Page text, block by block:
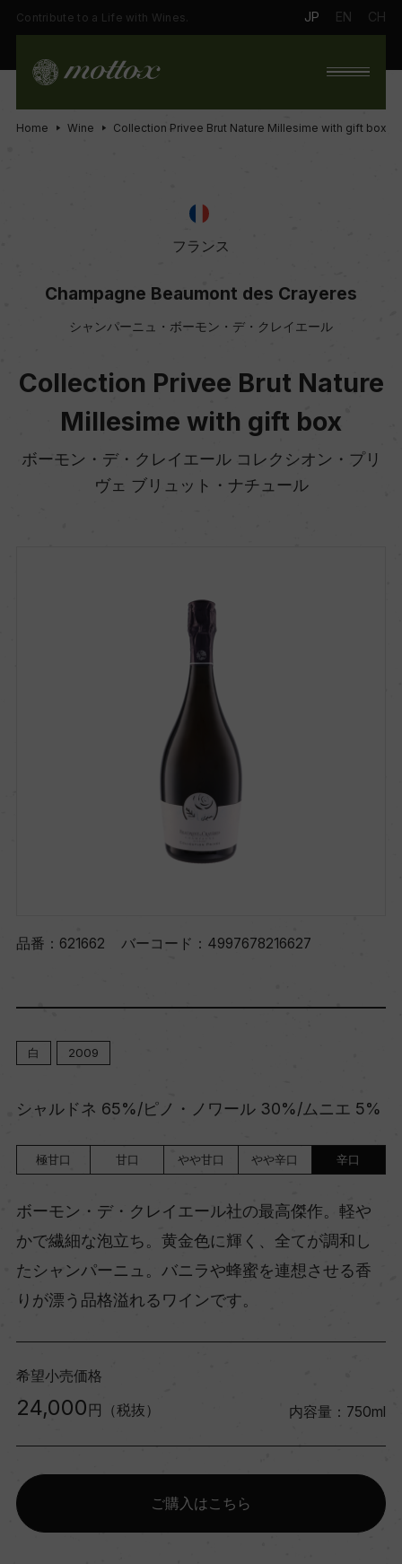
Contribute to a Life with Wines. JP EN CH
Home Wine Collection Privee Brut Nature Millesime with gift box
フランス
Champagne Beaumont des Crayeres
シャンパーニュ・ボーモン・デ・クレイエール
Collection Privee Brut Nature
Millesime with gift box
ボーモン・デ・クレイエール コレクシオン・プリ
ヴェ ブリュット・ナチュール
品番： 621662 バーコード： 4997678216627
白 2009
シャルドネ 65%/ピノ・ノワール 30%/ムニエ 5%
極甘口 甘口 やや甘口 やや辛口 辛口
ボーモン・デ・クレイエール社の最高傑作。軽や
かで繊細な泡立ち。黄金色に輝く、全てが調和し
たシャンパーニュ。バニラや蜂蜜を連想させる香
りが漂う品格溢れるワインです。
希望小売価格
24,000 円（税抜） 内容量：750ml
ご購入はこちら